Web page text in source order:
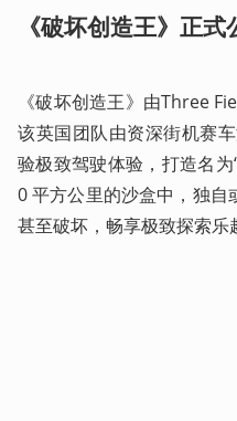
《破坏创造王》正式
《破坏创造王》由Three
该英国团队由资深街机赛
验极致驾驶体验，打造名
0 平方公里的沙盒中，独自
甚至破坏，畅享极致探索乐